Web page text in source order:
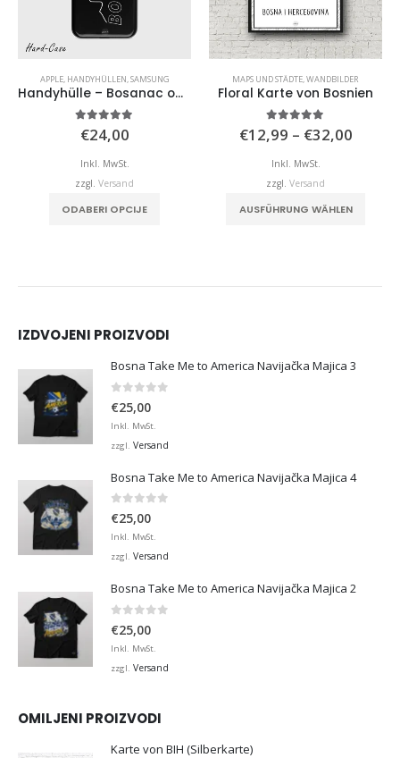
APPLE, HANDYHÜLLEN,SAMSUNG
Handyhülle – Bosanac oder Bosanka
5.00von 5
€24,00
Inkl. MwSt.
zzgl. Versand
ODABERI OPCIJE
MAPS UND STÄDTE,WANDBILDER
Floral Karte von Bosnien
5.00 von 5
€12,99 – €32,00
Inkl. MwSt.
zzgl. Versand
AUSFÜHRUNG WÄHLEN
IZDVOJENI PROIZVODI
Bosna Take Me to America Navijačka Majica 3
€25,00
Inkl. MwSt.
zzgl. Versand
Bosna Take Me to America Navijačka Majica 4
0 von 5
€25,00
Inkl. MwSt.
zzgl. Versand
Bosna Take Me to America Navijačka Majica 2
€25,00
Inkl. MwSt.
zzgl. Versand
OMILJENI PROIZVODI
Karte von BIH (Silberkarte)